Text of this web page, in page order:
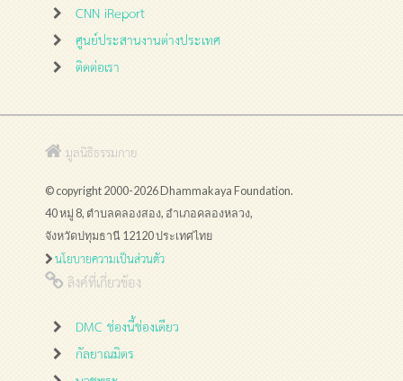
CNN iReport
ศูนย์ประสานงานต่างประเทศ
ติดต่อเรา
มูลนิธิธรรมกาย
© copyright 2000-2026 Dhammakaya Foundation.
40 หมู่ 8, ตำบลคลองสอง, อำเภอคลองหลวง,
จังหวัดปทุมธานี 12120 ประเทศไทย
นโยบายความเป็นส่วนตัว
ลิงค์ที่เกี่ยวข้อง
DMC ช่องนี้ช่องเดียว
กัลยาณมิตร